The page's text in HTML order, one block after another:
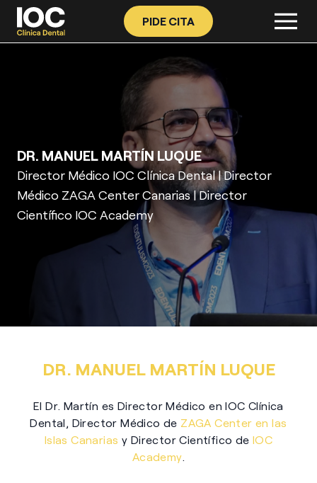
PIDE CITA
DR. MANUEL MARTÍN LUQUE
Director Médico IOC Clínica Dental | Director
Médico ZAGA Center Canarias | Director
Científico IOC Academy
DR. MANUEL MARTÍN LUQUE
El Dr. Martín es Director Médico en IOC Clínica
Dental, Director Médico de ZAGA Center en las
Islas Canarias y Director Científico de IOC
Academy.